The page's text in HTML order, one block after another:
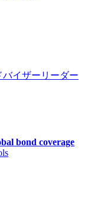
イザーリーダー
bond coverage